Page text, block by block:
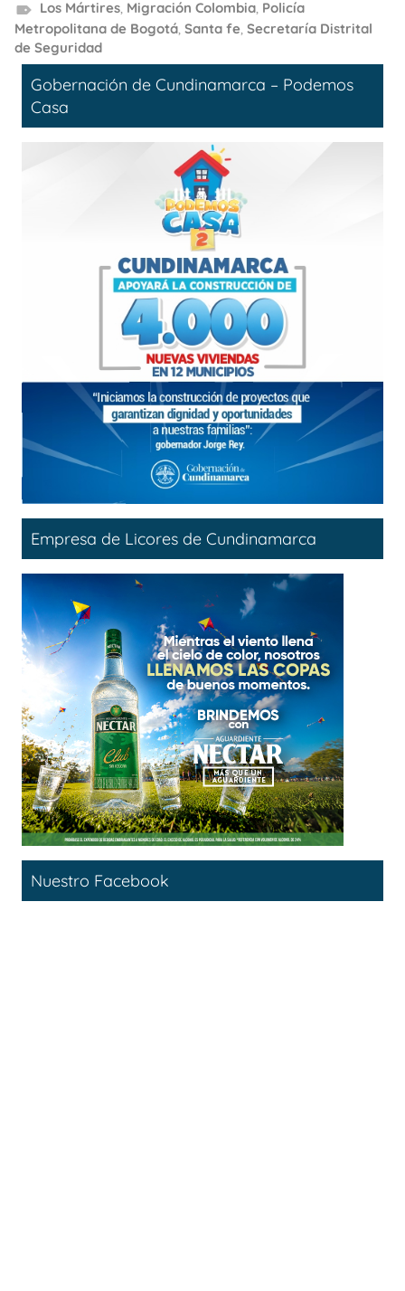
Los Mártires, Migración Colombia, Policía
Metropolitana de Bogotá Santa fe Secretaría Distrital
de Seguridad
Gobernación de Cundinamarca – Podemos
Casa
Empresa de Licores de Cundinamarca
Nuestro Facebook